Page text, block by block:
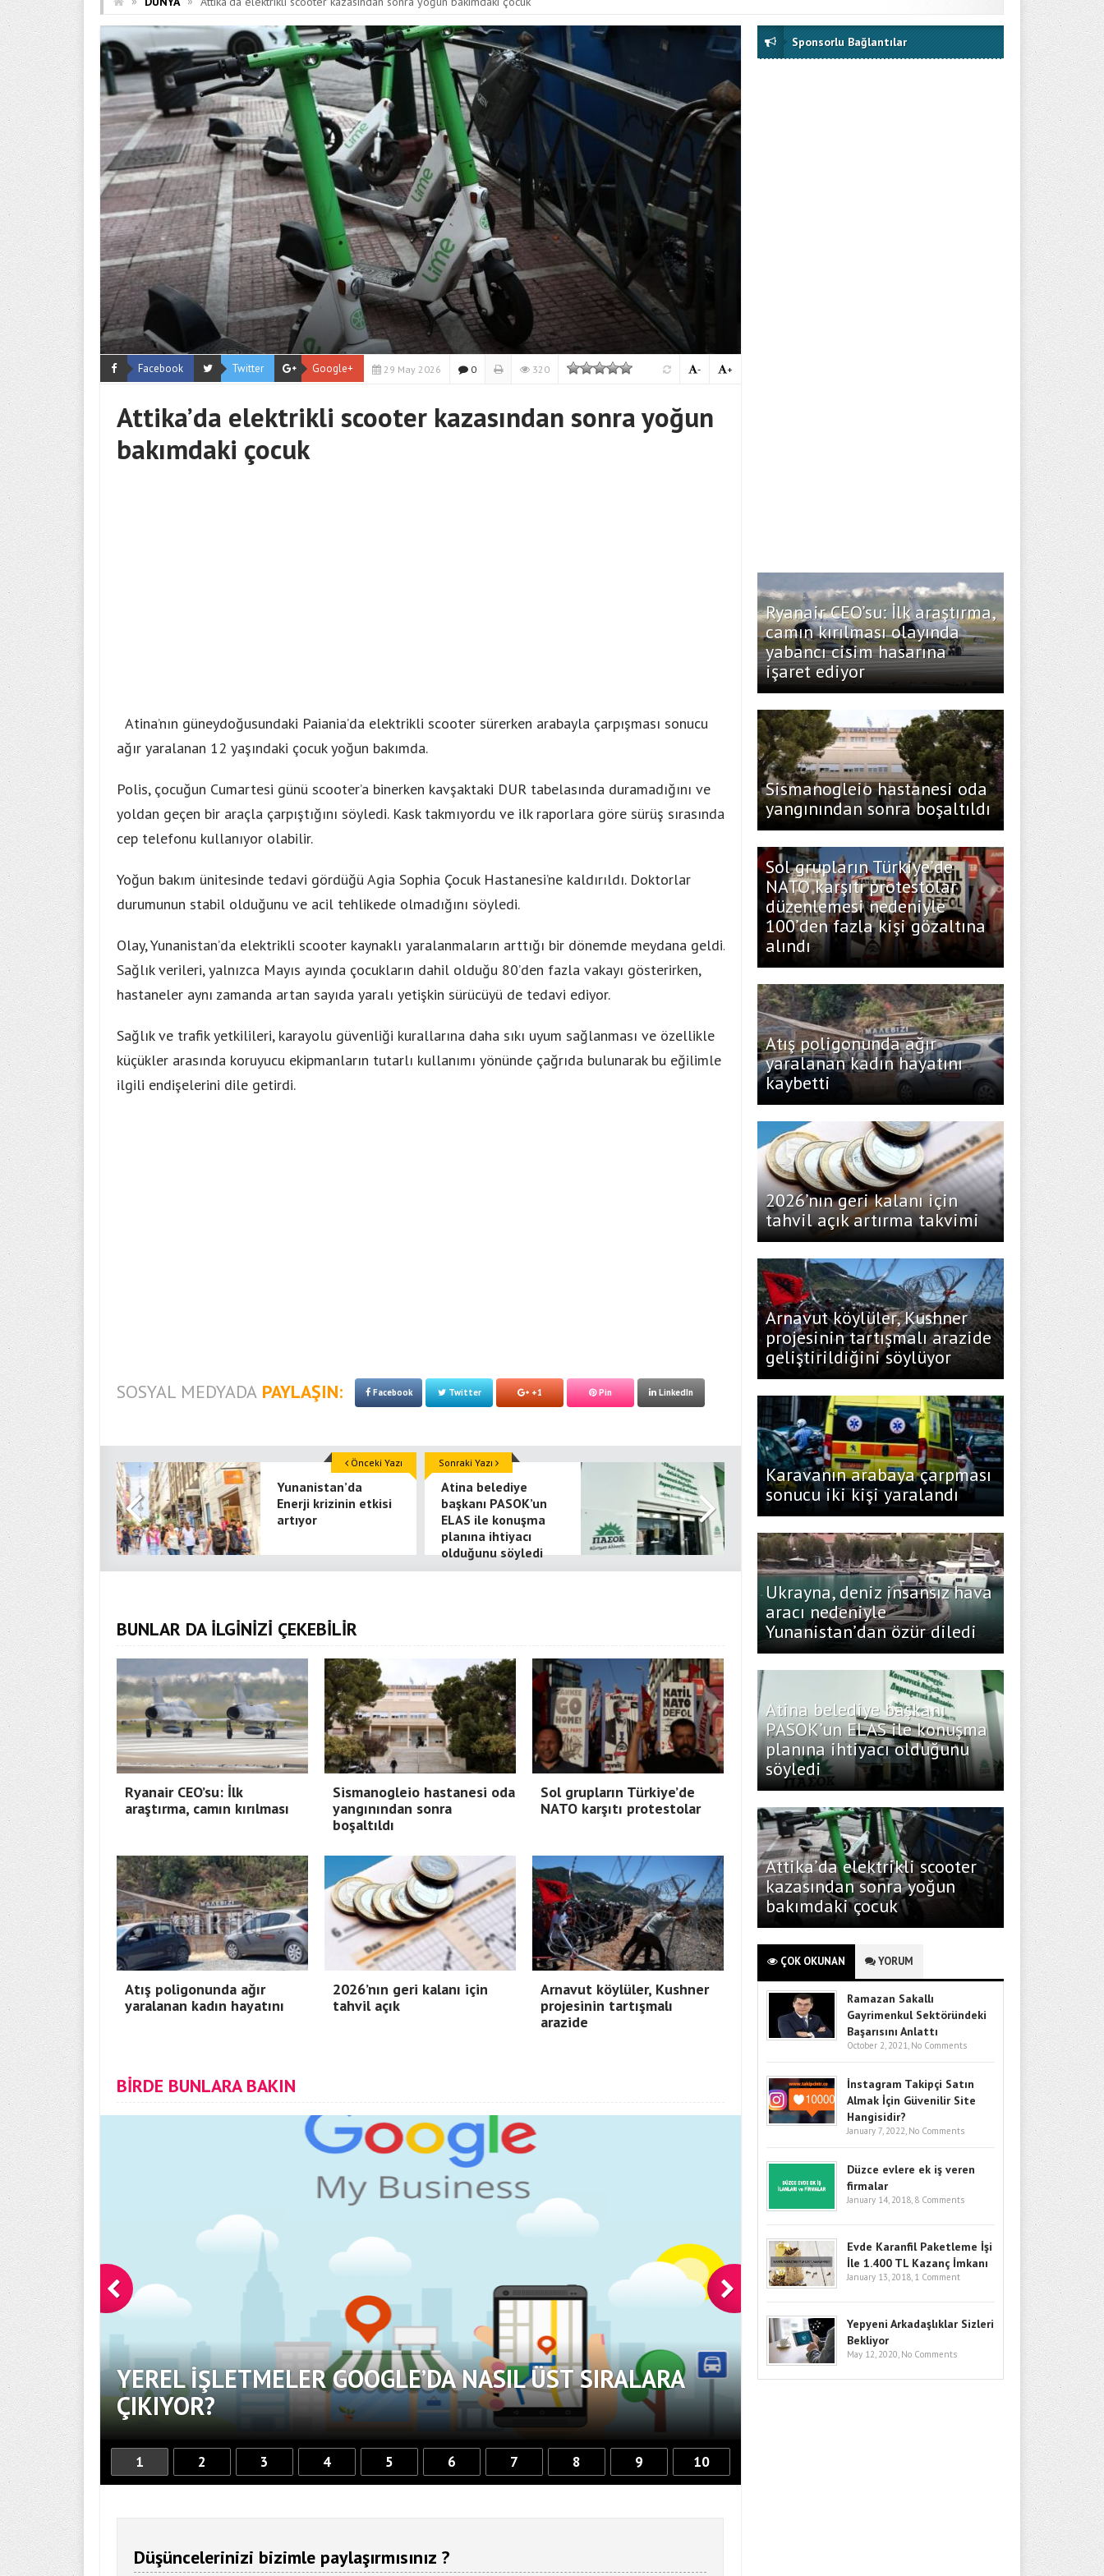
Facebook Twitter Google+ 29 May 2026 0 320 +
-
Attika’da elektrikli scooter kazasından sonra yoğun
bakımdaki çocuk
Atina’nın güneydoğusundaki Paiania’da elektrikli scooter sürerken arabayla çarpışması sonucu
ağır yaralanan 12 yaşındaki çocuk yoğun bakımda.
Polis, çocuğun Cumartesi günü scooter’a binerken kavşaktaki DUR tabelasında duramadığını ve
yoldan geçen bir araçla çarpıştığını söyledi. Kask takmıyordu ve ilk raporlara göre sürüş sırasında
cep telefonu kullanıyor olabilir.
Yoğun bakım ünitesinde tedavi gördüğü Agia Sophia Çocuk Hastanesi’ne kaldırıldı. Doktorlar
durumunun stabil olduğunu ve acil tehlikede olmadığını söyledi.
Olay, Yunanistan’da elektrikli scooter kaynaklı yaralanmaların arttığı bir dönemde meydana geldi.
Sağlık verileri, yalnızca Mayıs ayında çocukların dahil olduğu 80’den fazla vakayı gösterirken,
hastaneler aynı zamanda artan sayıda yaralı yetişkin sürücüyü de tedavi ediyor.
Sağlık ve trafik yetkilileri, karayolu güvenliği kurallarına daha sıkı uyum sağlanması ve özellikle
küçükler arasında koruyucu ekipmanların tutarlı kullanımı yönünde çağrıda bulunarak bu eğilimle
ilgili endişelerini dile getirdi.
SOSYAL MEDYADA PAYLAŞIN: Facebook Twitter +1 Pin LinkedIn
Yunanistan’da
Enerji krizinin etkisi
artıyor
Önceki Yazı
Atina belediye
başkanı PASOK’un
ELAS ile konuşma
planına ihtiyacı
olduğunu söyledi
Sonraki Yazı
BUNLAR DA İLGİNİZİ ÇEKEBİLİR
Ryanair CEO’su: İlk
araştırma, camın kırılması
Sismanogleio hastanesi oda
yangınından sonra
boşaltıldı
Sol grupların Türkiye’de
NATO karşıtı protestolar
Atış poligonunda ağır
yaralanan kadın hayatını
2026’nın geri kalanı için
tahvil açık
Arnavut köylüler, Kushner
projesinin tartışmalı
arazide
BİRDE BUNLARA BAKIN
YEREL İŞLETMELER GOOGLE’DA NASIL ÜST SIRALARA
ÇIKIYOR?
BITCOIN’DE GÖZLER KRITIK
GIRIŞLERI VE MAKRO
1 2 3 4 5 6 7 8 9 10
Düşüncelerinizi bizimle paylaşırmısınız ?
Sponsorlu Bağlantılar
Ryanair CEO’su: İlk araştırma,
camın kırılması olayında
yabancı cisim hasarına
işaret ediyor
Sismanogleio hastanesi oda
yangınından sonra boşaltıldı
Sol grupların Türkiye’de
NATO karşıtı protestolar
düzenlemesi nedeniyle
100’den fazla kişi gözaltına
alındı
Atış poligonunda ağır
yaralanan kadın hayatını
kaybetti
2026’nın geri kalanı için
tahvil açık artırma takvimi
Arnavut köylüler, Kushner
projesinin tartışmalı arazide
geliştirildiğini söylüyor
Karavanın arabaya çarpması
sonucu iki kişi yaralandı
Ukrayna, deniz insansız hava
aracı nedeniyle
Yunanistan’dan özür diledi
Atina belediye başkanı
PASOK’un ELAS ile konuşma
planına ihtiyacı olduğunu
söyledi
Attika’da elektrikli scooter
kazasından sonra yoğun
bakımdaki çocuk
ÇOK OKUNAN YORUM
Ramazan Sakallı
Gayrimenkul Sektöründeki
Başarısını Anlattı
October 2, 2021, No Comments
İnstagram Takipçi Satın
Almak İçin Güvenilir Site
Hangisidir?
January 7, 2022, No Comments
Düzce evlere ek iş veren
firmalar
January 14, 2018, 8 Comments
Evde Karanfil Paketleme İşi
İle 1.400 TL Kazanç İmkanı
January 13, 2018, 1 Comment
Yepyeni Arkadaşlıklar Sizleri
Bekliyor
May 12, 2020, No Comments